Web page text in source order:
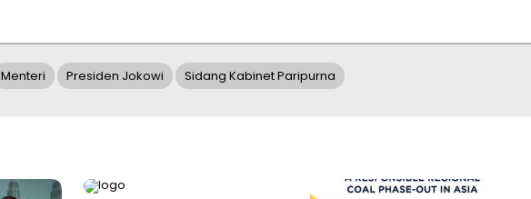
Menteri Presiden Jokowi Sidang Kabinet Paripurna